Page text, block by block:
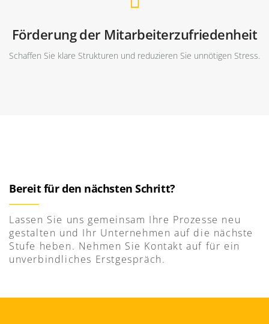
Förderung der Mitarbeiterzufriedenheit
Schaffen Sie klare Strukturen und reduzieren Sie unnötigen Stress.
Bereit für den nächsten Schritt?
Lassen Sie uns gemeinsam Ihre Prozesse neu
gestalten und Ihr Unternehmen auf die nächste
Stufe heben. Nehmen Sie Kontakt auf für ein
unverbindliches Erstgespräch.